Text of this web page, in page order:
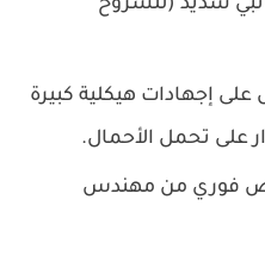
شديد (للشروخ
على إجهادات هيكلية كبيرة
على تحمل الأحمال.
فوري من مهندس